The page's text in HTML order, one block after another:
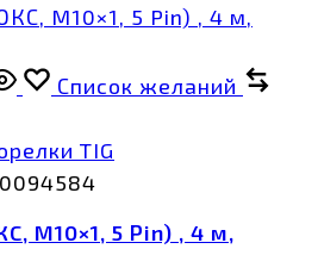
Список желаний
TIG
M10×1, 5 Pin) , 4 м,